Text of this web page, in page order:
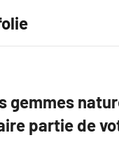
gemmes
partie de